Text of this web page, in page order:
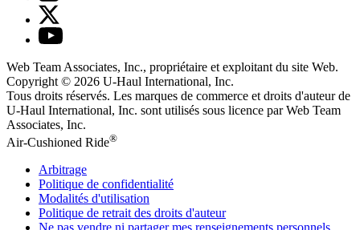
Web Team Associates, Inc., propriétaire et exploitant du site Web.
Copyright © 2026 U-Haul International, Inc.
Tous droits réservés. Les marques de commerce et droits d'auteur de
U-Haul International, Inc. sont utilisés sous licence par Web Team
Associates, Inc.
Air-Cushioned Ride®
Arbitrage
Politique de confidentialité
Modalités d'utilisation
Politique de retrait des droits d'auteur